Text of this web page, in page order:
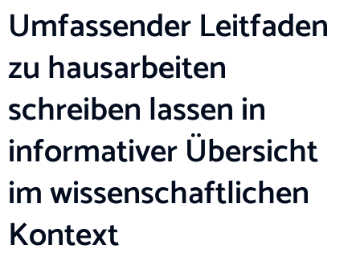
Umfassender Leitfaden
zu hausarbeiten
schreiben lassen in
informativer Übersicht
im wissenschaftlichen
Kontext